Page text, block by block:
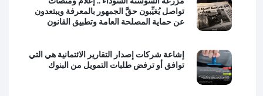
تواصل يُغيِّبون حقَّ الجمهور بالمعرفة ويبتعدون
عن حماية المصلحة العامة وتطبيق القانون
إشاعة شركات إصدار التقارير الائتمانية هي التي
توافق أو ترفض طلبات التمويل من البنوك